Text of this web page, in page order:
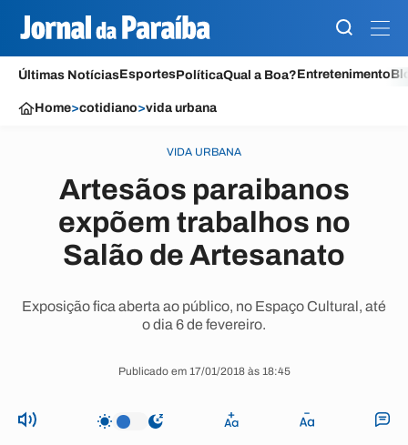
Últimas NotíciasEsportesPolíticaQual a Boa?Entretenimento
Home>cotidiano>vida urbana
VIDA URBANA
Artesãos paraibanos
expõem trabalhos no
Salão de Artesanato
Exposição fica aberta ao público, no Espaço Cultural, até
o dia 6 de fevereiro.
Publicado em 17/01/2018 às 18:45